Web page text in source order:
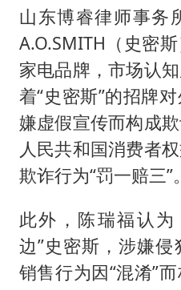
山东博睿律师事务
A.O.SMITH（史密
家电品牌，市场认
着“史密斯”的招牌
嫌虚假宣传而构成
人民共和国消费者
欺诈行为“罚一赔三”。
此外，陈瑞福认
边”史密斯，涉嫌
销售行为因“混淆”